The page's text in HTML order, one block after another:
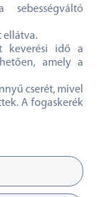
sebességváltó
ellátva.
keverési idő a
amely a
cserét, mivel
A fogaskerék